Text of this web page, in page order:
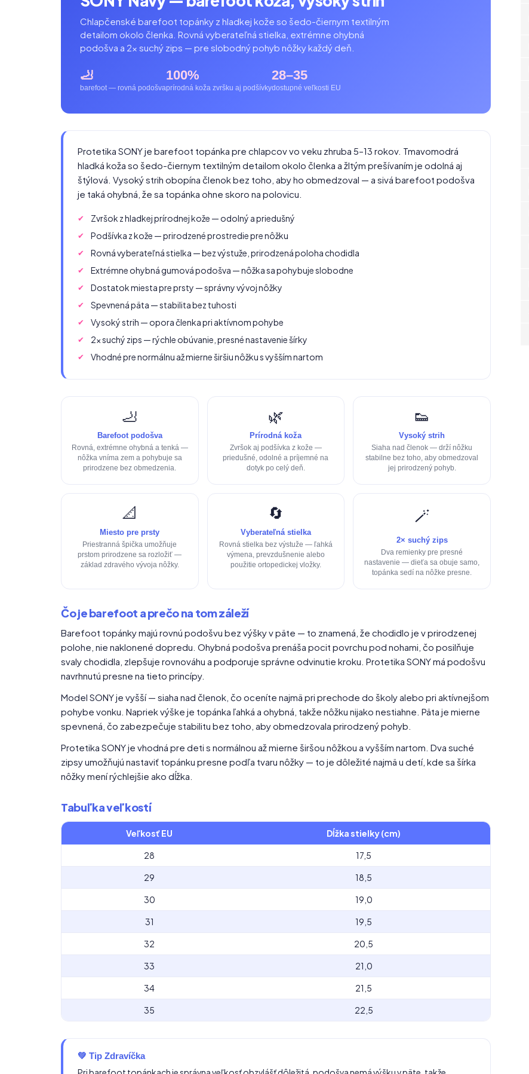
Chlapčenské barefoot topánky z hladkej kože so šedo-čiernym textilným
detailom okolo členka. Rovná vyberateľná stielka, extrémne ohybná
podošva a 2× suchý zips — pre slobodný pohyb nôžky každý deň.
🦶
barefoot — rovná podošva
100%
prírodná koža zvršku aj podšívky
28–35
dostupné veľkosti EU
Protetika SONY je barefoot topánka pre chlapcov vo veku zhruba 5–13 rokov. Tmavomodrá
hladká koža so šedo-čiernym textilným detailom okolo členka a žltým prešívaním je odolná aj
štýlová. Vysoký strih obopína členok bez toho, aby ho obmedzoval — a sivá barefoot podošva
je taká ohybná, že sa topánka ohne skoro na polovicu.
Zvršok z hladkej prírodnej kože — odolný a priedušný
Podšívka z kože — prirodzené prostredie pre nôžku
Rovná vyberateľná stielka — bez výstuže, prirodzená poloha chodidla
Extrémne ohybná gumová podošva — nôžka sa pohybuje slobodne
Dostatok miesta pre prsty — správny vývoj nôžky
Spevnená päta — stabilita bez tuhosti
Vysoký strih — opora členka pri aktívnom pohybe
2× suchý zips — rýchle obúvanie, presné nastavenie šírky
Vhodné pre normálnu až mierne širšiu nôžku s vyšším nartom
🦶
Barefoot podošva
Rovná, extrémne ohybná a tenká —
nôžka vníma zem a pohybuje sa
prirodzene bez obmedzenia.
🌿
Prírodná koža
Zvršok aj podšívka z kože —
priedušné, odolné a príjemné na
dotyk po celý deň.
👟
Vysoký strih
Siaha nad členok — drží nôžku
stabilne bez toho, aby obmedzoval
jej prirodzený pohyb.
📐
Miesto pre prsty
Priestranná špička umožňuje
prstom prirodzene sa rozložiť —
základ zdravého vývoja nôžky.
🔄
Vyberateľná stielka
Rovná stielka bez výstuže — ľahká
výmena, prevzdušnenie alebo
použitie ortopedickej vložky.
🪄
2× suchý zips
Dva remienky pre presné
nastavenie — dieťa sa obuje samo,
topánka sedí na nôžke presne.
Čo je barefoot a prečo na tom záleží
Barefoot topánky majú rovnú podošvu bez výšky v päte — to znamená, že chodidlo je v prirodzenej
polohe, nie naklonené dopredu. Ohybná podošva prenáša pocit povrchu pod nohami, čo posilňuje
svaly chodidla, zlepšuje rovnováhu a podporuje správne odvinutie kroku. Protetika SONY má podošvu
navrhnutú presne na tieto princípy.
Model SONY je vyšší — siaha nad členok, čo oceníte najmä pri prechode do školy alebo pri aktívnejšom
pohybe vonku. Napriek výške je topánka ľahká a ohybná, takže nôžku nijako nestiahne. Päta je mierne
spevnená, čo zabezpečuje stabilitu bez toho, aby obmedzovala prirodzený pohyb.
Protetika SONY je vhodná pre deti s normálnou až mierne širšou nôžkou a vyšším nartom. Dva suché
zipsy umožňujú nastaviť topánku presne podľa tvaru nôžky — to je dôležité najmä u detí, kde sa šírka
nôžky mení rýchlejšie ako dĺžka.
Tabuľka veľkostí
Veľkosť EU Dĺžka stielky (cm)
28 17,5
29 18,5
30 19,0
31 19,5
32 20,5
33 21,0
34 21,5
35 22,5
💚 Tip Zdravíčka